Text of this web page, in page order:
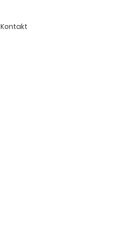
Kontakt